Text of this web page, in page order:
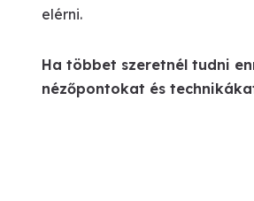
elérni.
Ha többet szeretnél tudni
nézőpontokat és